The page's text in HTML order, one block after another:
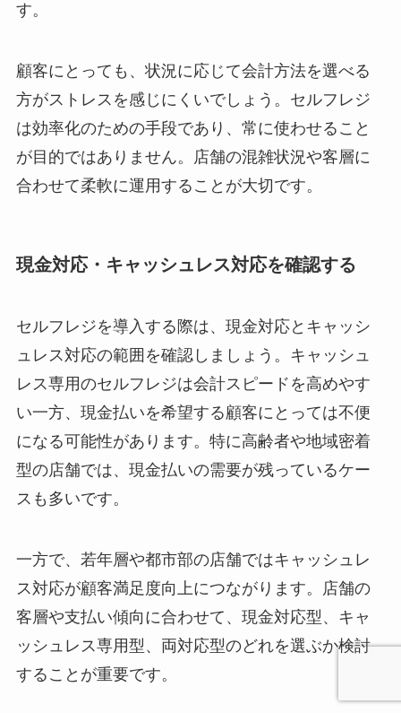
す。
顧客にとっても、状況に応じて会計方法を選べる
方がストレスを感じにくいでしょう。セルフレジ
は効率化のための手段であり、常に使わせること
が目的ではありません。店舗の混雑状況や客層に
合わせて柔軟に運用することが大切です。
現金対応・キャッシュレス対応を確認する
セルフレジを導入する際は、現金対応とキャッシ
ュレス対応の範囲を確認しましょう。キャッシュ
レス専用のセルフレジは会計スピードを高めやす
い一方、現金払いを希望する顧客にとっては不便
になる可能性があります。特に高齢者や地域密着
型の店舗では、現金払いの需要が残っているケー
スも多いです。
一方で、若年層や都市部の店舗ではキャッシュレ
ス対応が顧客満足度向上につながります。店舗の
客層や支払い傾向に合わせて、現金対応型、キャ
ッシュレス専用型、両対応型のどれを選ぶか検討
することが重要です。